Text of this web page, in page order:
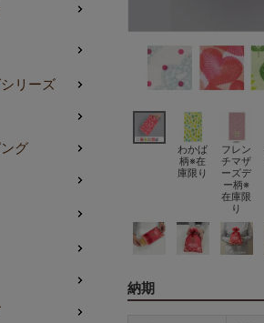
リーズ
グ
わかば
柄※在
庫限り
フレン
チマザ
ーズデ
ー柄※
在庫限
り
納期